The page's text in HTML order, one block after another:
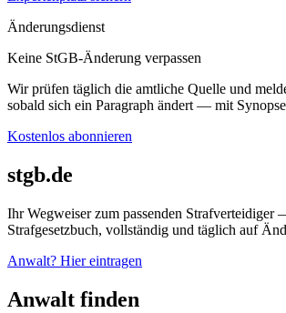
Änderungsdienst
Keine StGB-Änderung verpassen
Wir prüfen täglich die amtliche Quelle und
sobald sich ein Paragraph ändert — mit
Kostenlos abonnieren
stgb.de
Ihr Wegweiser zum passenden Strafverteidiger
Strafgesetzbuch, vollständig und täglich auf
Anwalt? Hier eintragen
Anwalt finden